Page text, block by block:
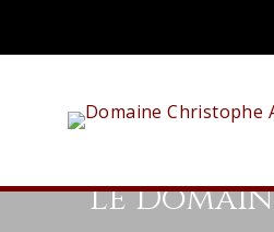
Rechercher :
Le